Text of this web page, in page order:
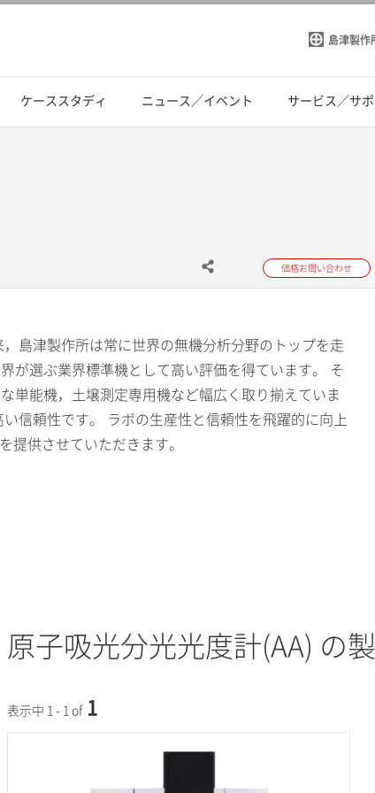
島津製作
ケーススタディ ニュース／イベント サービス／サ
価格お問い合わせ
島津製作所は常に世界の無機分析分野のトップを走
が選ぶ業界標準機として高い評価を得ています。 そ
単能機，土壌測定専用機など幅広く取り揃えていま
信頼性です。 ラボの生産性と信頼性を飛躍的に向上
提供させていただきます。
原子吸光分光光度計(AA) の
表示中 1 - 1 of 1